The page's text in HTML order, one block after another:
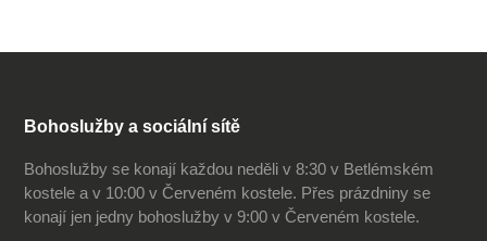
Bohoslužby a sociální sítě
Bohoslužby se konají každou neděli v 8:30 v Betlémském
kostele a v 10:00 v Červeném kostele. Přes prázdniny se
konají jen jedny bohoslužby v 9:00 v Červeném kostele.